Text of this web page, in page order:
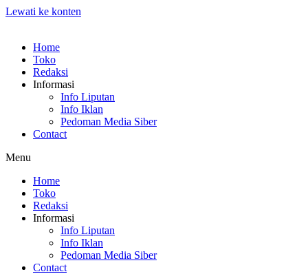
Lewati ke konten
Home
Toko
Redaksi
Informasi
Info Liputan
Info Iklan
Pedoman Media Siber
Contact
Menu
Home
Toko
Redaksi
Informasi
Info Liputan
Info Iklan
Pedoman Media Siber
Contact